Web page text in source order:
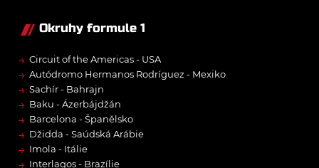
Okruhy formule 1
→ Circuit of the Americas - USA
→ Autódromo Hermanos Rodríguez - Mexiko
→ Sachír - Bahrajn
→ Baku - Ázerbájdžán
→ Barcelona - Španělsko
→ Džidda - Saúdská Arábie
→ Imola - Itálie
→ Interlagos - Brazílie